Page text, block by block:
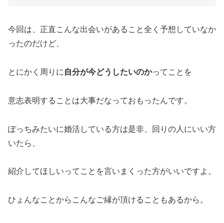
今回は、正直こんな出会いがあること全く予想していなか
ったのだけど、
とにかく周りに 自分が今どうしたいのかってことを
意志表明することは大事だなっておもったんです。
ぽっちみたいに婚活している方は是非、回りの人にいい方
いたら、
紹介してほしいってことを言いまくった方がいいですよ。
ひょんなことからこんなご縁が頂けることもあるから。